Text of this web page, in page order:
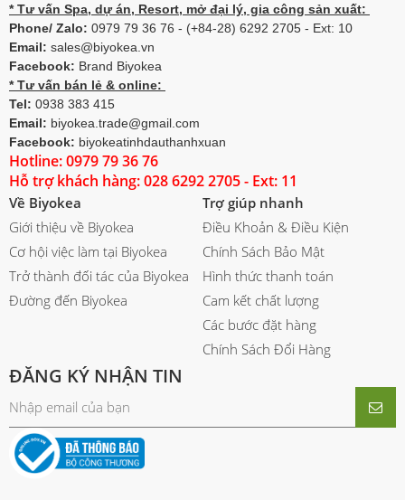
* Tư vấn Spa, dự án, Resort, mở đại lý, gia công sản xuất:
Phone/ Zalo: 0979 79 36 76 - (+84-28) 6292 2705 - Ext: 10
Email: sales@biyokea.vn
Facebook: Brand Biyokea
* Tư vấn bán lẻ & online:
Tel: 0938 383 415
Email: biyokea.trade@gmail.com
Facebook: biyokeatinhdauthanhxuan
Hotline: 0979 79 36 76
Hỗ trợ khách hàng: 028 6292 2705 - Ext: 11
Về Biyokea
Giới thiệu về Biyokea
Cơ hội việc làm tại Biyokea
Trở thành đối tác của Biyokea
Đường đến Biyokea
Trợ giúp nhanh
Điều Khoản & Điều Kiện
Chính Sách Bảo Mật
Hình thức thanh toán
Cam kết chất lượng
Các bước đặt hàng
Chính Sách Đổi Hàng
ĐĂNG KÝ NHẬN TIN